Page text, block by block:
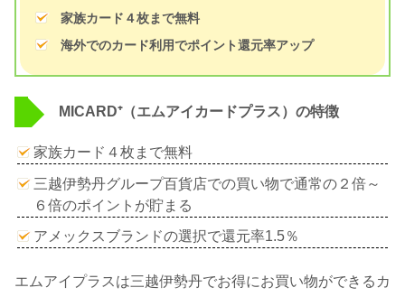
家族カード４枚まで無料
海外でのカード利用でポイント還元率アップ
MICARD⁺（エムアイカードプラス）の特徴
家族カード４枚まで無料
三越伊勢丹グループ百貨店での買い物で通常の２倍～
６倍のポイントが貯まる
アメックスブランドの選択で還元率1.5％
エムアイプラスは三越伊勢丹でお得にお買い物ができるカ